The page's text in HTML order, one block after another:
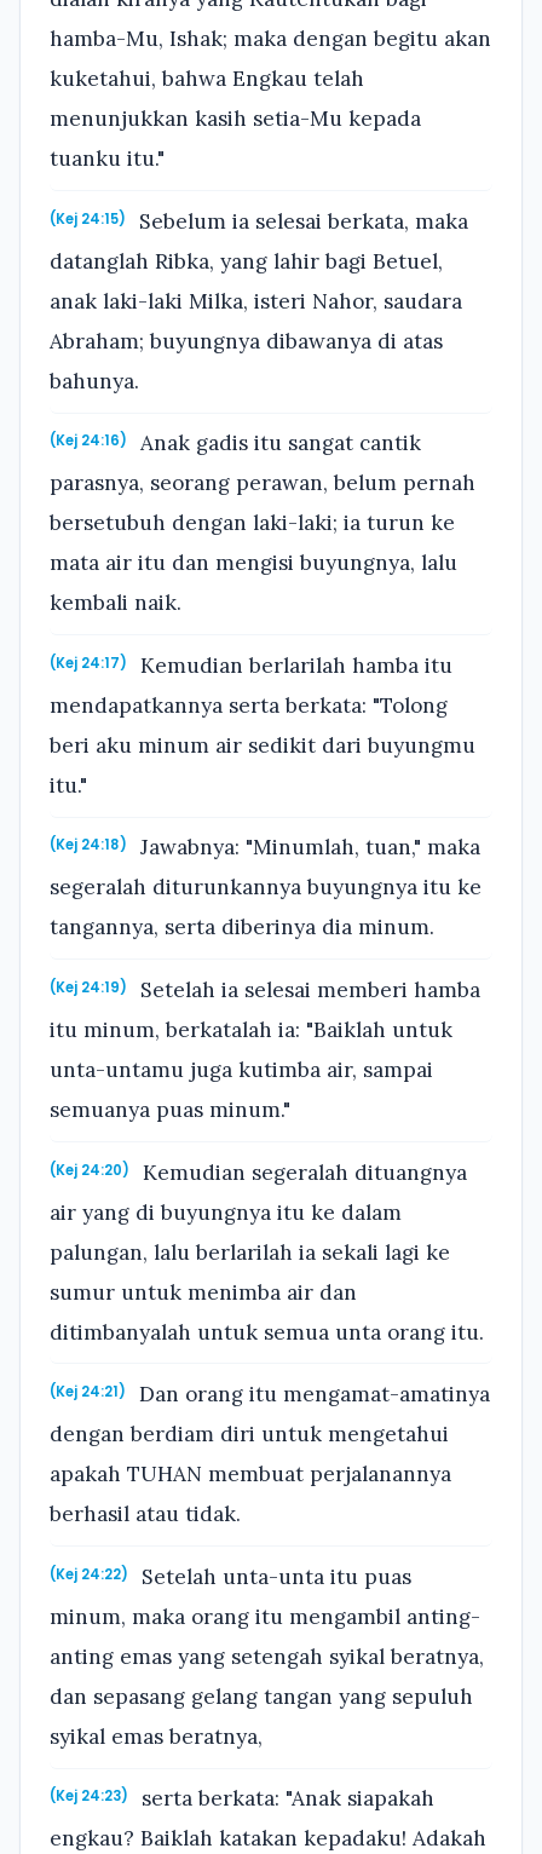
hamba-Mu, Ishak; maka dengan begitu akan
kuketahui, bahwa Engkau telah
menunjukkan kasih setia-Mu kepada
tuanku itu."
(Kej 24:15)
Sebelum ia selesai berkata, maka
datanglah Ribka, yang lahir bagi Betuel,
anak laki-laki Milka, isteri Nahor, saudara
Abraham; buyungnya dibawanya di atas
bahunya.
(Kej 24:16)
Anak gadis itu sangat cantik
parasnya, seorang perawan, belum pernah
bersetubuh dengan laki-laki; ia turun ke
mata air itu dan mengisi buyungnya, lalu
kembali naik.
(Kej 24:17)
Kemudian berlarilah hamba itu
mendapatkannya serta berkata: "Tolong
beri aku minum air sedikit dari buyungmu
itu."
(Kej 24:18)
Jawabnya: "Minumlah, tuan," maka
segeralah diturunkannya buyungnya itu ke
tangannya, serta diberinya dia minum.
(Kej 24:19)
Setelah ia selesai memberi hamba
itu minum, berkatalah ia: "Baiklah untuk
unta-untamu juga kutimba air, sampai
semuanya puas minum."
(Kej 24:20)
Kemudian segeralah dituangnya
air yang di buyungnya itu ke dalam
palungan, lalu berlarilah ia sekali lagi ke
sumur untuk menimba air dan
ditimbanyalah untuk semua unta orang itu.
(Kej 24:21)
Dan orang itu mengamat-amatinya
dengan berdiam diri untuk mengetahui
apakah TUHAN membuat perjalanannya
berhasil atau tidak.
(Kej 24:22)
Setelah unta-unta itu puas
minum, maka orang itu mengambil anting-
anting emas yang setengah syikal beratnya,
dan sepasang gelang tangan yang sepuluh
syikal emas beratnya,
(Kej 24:23)
serta berkata: "Anak siapakah
engkau? Baiklah katakan kepadaku! Adakah